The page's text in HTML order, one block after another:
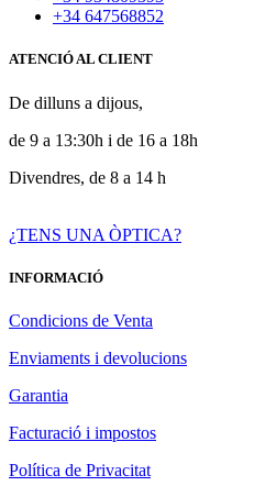
+34 647568852
ATENCIÓ AL CLIENT
De dilluns a dijous,
de 9 a 13:30h i de 16 a 18h
Divendres, de 8 a 14 h
¿TENS UNA ÒPTICA?
INFORMACIÓ
Condicions de Venta
Enviaments i devolucions
Garantia
Facturació i impostos
Política de Privacitat